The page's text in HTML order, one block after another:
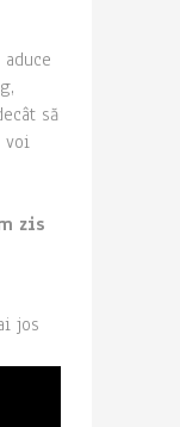
să
voi
zis
jos